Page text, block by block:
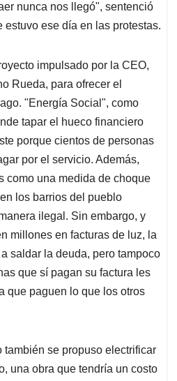
nunca nos llegó", sentenció
estuvo ese día en las protestas.
impulsado por la CEO,
Rueda, para ofrecer el
"Energía Social", como
tapar el hueco financiero
porque cientos de personas
por el servicio. Además,
como una medida de choque
los barrios del pueblo
ilegal. Sin embargo, y
millones en facturas de luz, la
saldar la deuda, pero tampoco
que sí pagan su factura les
que paguen lo que los otros
también se propuso electrificar
una obra que tendría un costo